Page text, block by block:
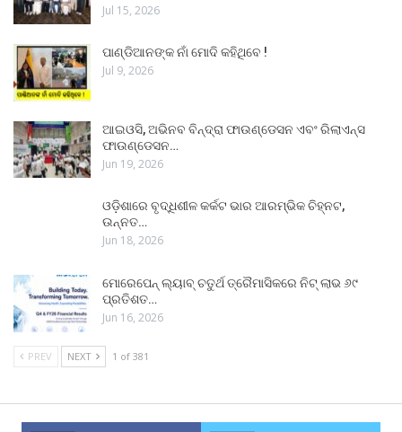
Jul 15, 2026
ପାଣ୍ଡିଆନଙ୍କ ନାଁ ମୋଦି କହିଥିବେ !
Jul 9, 2026
ଆଇଓସି, ଅଭିନବ ବିନ୍ଦ୍ରା ଫାଉଣ୍ଡେସନ ଏବଂ ରିଲାଏନ୍ସ
ଫାଉଣ୍ଡେସନ…
Jun 19, 2026
ଓଡ଼ିଶାରେ ବୃଦ୍ଧିଶୀଳ କର୍କଟ ଭାର ଆରମ୍ଭିକ ଚିହ୍ନଟ,
ଉନ୍ନତ…
Jun 18, 2026
ମୋରେପେନ୍ ଲ୍ୟାବ୍ ଚତୁର୍ଥ ତ୍ରୈମାସିକରେ ନିଟ୍ ଲାଭ ୬୯
ପ୍ରତିଶତ…
Jun 16, 2026
PREV NEXT 1 of 381